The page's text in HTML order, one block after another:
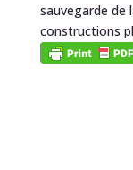
sauvegarde de
constructions